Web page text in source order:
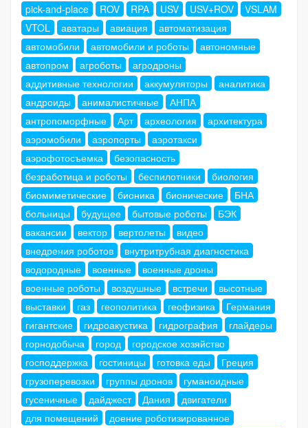
pick-and-place
ROV RPA USV USV+ROV
VSLAM
VTOL
аватары авиация
автоматизация
автомобили
автомобили и роботы
автономные
автопром
агроботы
агродроны
аддитивные технологии
аккумуляторы
аналитика
андроиды
анималистичные
АНПА
антропоморфные
Арт археология
архитектура
аэромобили
аэропорты
аэротакси
аэрофотосъемка
безопасность
безработица и роботы
беспилотники
биология
биомиметические
бионика бионические
БНА
больницы
будущее бытовые роботы
БЭК
вакансии
вектор вертолеты
видео
внедрения роботов
внутритрубная диагностика
водородные
военные
военные дроны
военные роботы
воздушные встречи
высотные
выставки
газ геополитика геофизика
Германия
гигантские
гидроакустика гидрография
глайдеры
горнодобыча
город
городское хозяйство
господдержка
гостиницы готовка еды
Греция
грузоперевозки
группы дронов
гуманоидные
гусеничные
дайджест Дания
двигатели
для помещений
доение роботизированное